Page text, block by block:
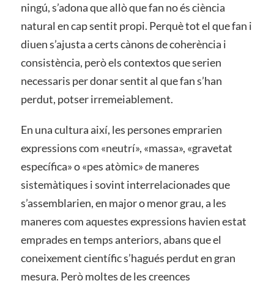
ningú, s’adona que allò que fan no és ciència
natural en cap sentit propi. Perquè tot el que fan i
diuen s’ajusta a certs cànons de coherència i
consistència, però els contextos que serien
necessaris per donar sentit al que fan s’han
perdut, potser irremeiablement.
En una cultura així, les persones emprarien
expressions com «neutrí», «massa», «gravetat
específica» o «pes atòmic» de maneres
sistemàtiques i sovint interrelacionades que
s’assemblarien, en major o menor grau, a les
maneres com aquestes expressions havien estat
emprades en temps anteriors, abans que el
coneixement científic s’hagués perdut en gran
mesura. Però moltes de les creences